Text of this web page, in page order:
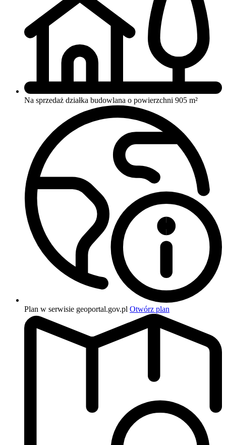
Na sprzedaż działka budowlana o powierzchni 905 m²
Plan w serwisie geoportal.gov.pl Otwórz plan